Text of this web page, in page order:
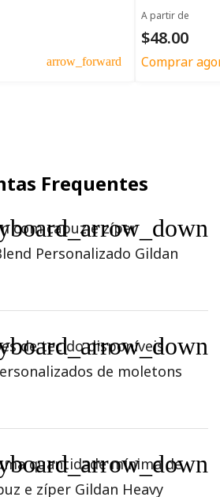
arrow_forward
A partir de
$48.00
Comprar
Frequentes
com capuz e zíper
Personalizado Gildan
de tecido disponíveis
de moletons
quantidade mínima de
e zíper Gildan Heavy